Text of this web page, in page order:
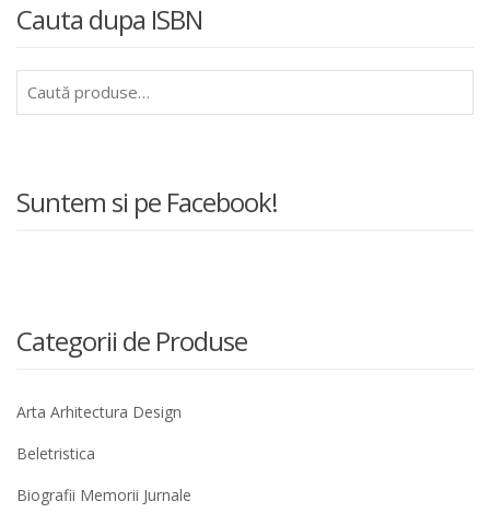
Cauta dupa ISBN
după:
Suntem si pe Facebook!
Categorii de Produse
Arta Arhitectura Design
Beletristica
Biografii Memorii Jurnale